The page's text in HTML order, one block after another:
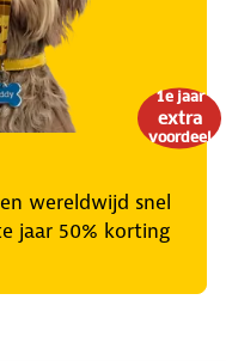
1e jaar
extra
voordeel
wereldwijd snel
jaar 50% korting